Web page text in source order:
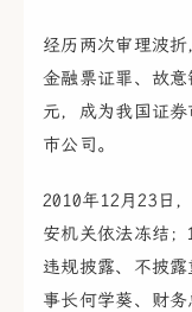
经历两次审理波
金融票证罪、故
元，成为我国证
市公司。
2010年12月23日
安机关依法冻结
违规披露、不披
事长何学葵、财务